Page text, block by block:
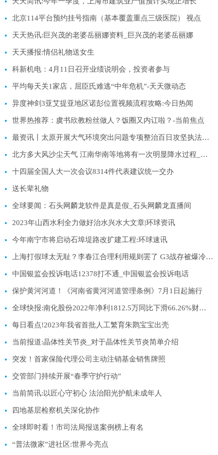
北京114平台预约挂号指南（基本覆盖重点三级医院） 视点
天天热讯:巨兴茂的老婆岳丽娜资料_巨兴茂的老婆岳丽娜
天天播报:情侣礼物送女生
科新机电：4月11日召开业绩说明会，投资者参与
平均每天关1家店，屈臣氏难逃“中年危机”-天天微动态
异度神剑3亚艾提亚地区诺彭位置视频流程攻略:今日热闻
世界热推荐：虞书欣教粉丝做人？饭圈又内讧啦？-当前焦点
最资讯丨太原开展大气环境突出问题专项整治百日攻坚执法行动
北方多大风沙尘天气 江南华南等地将有一次明显降水过程_环球即时看
十四届全国人大一次会议8314件代表建议统一交办
送长辈礼物
全球要闻：石头网麟龙软件是真是假_石头网麟龙直播间
2023年山西水利全力做好治水兴水大文章|环球资讯
今年南宁市将启动石埠堤路改扩建工程:环球速讯
上海打假球太无耻？李春江合理利用规则罢了 G3战存被爆冷可能:环球最资讯
中国银监会投诉电话12378打不通_中国银监会投诉电话
保护黄河河道！《河南省黄河河道管理条例》7月1日起施行
全球快报:南化股份2022年净利1812.5万同比下滑66.26%财务总监李晓晨薪酬34.75万
每日看点!2023年我省首批人工繁育朱鹮宝宝出壳
当前报道:晶体性关节炎_对于晶体性关节炎简单介绍
突发！首家保险代理公司主动注销基金销售牌照
交管部门持续开展“春季守护行动”
当前简讯:以匠心守初心 法治阳光护航未成年人
四地基层检察机关深化协作
全球即时看！市司法局报送案例榜上有名
“普法微家”进社区:世界今亮点